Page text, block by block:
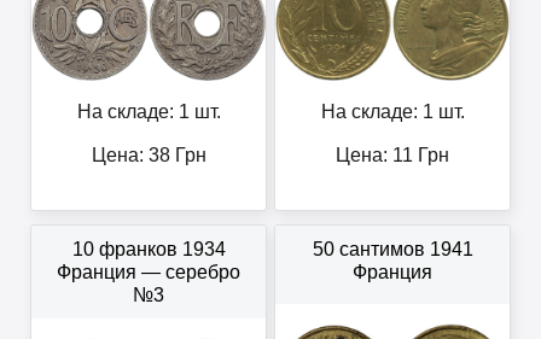
На складе: 1 шт.
Цена: 38Грн
На складе: 1 шт.
Цена: 11 Грн
10 франков 1934
Франция — серебро
№3
50 сантимов 1941
Франция